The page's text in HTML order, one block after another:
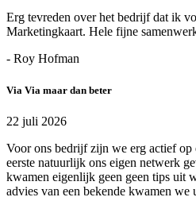
Erg tevreden over het bedrijf dat ik
Marketingkaart. Hele fijne
- Roy Hofman
Via Via maar dan beter
22 juli 2026
Voor ons bedrijf zijn we erg actief
eerste natuurlijk ons eigen netwerk
kwamen eigenlijk geen geen tips uit
advies van een bekende kwamen